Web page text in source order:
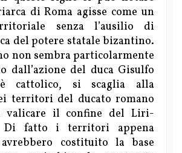
di Roma agisse come un
senza l’ausilio di
del potere statale bizantino.
non sembra particolarmente
dall’azione del duca Gisulfo
cattolico, si scaglia alla
territori del ducato romano
valicare il confine del Liri-
Di fatto i territori appena
costituito la base